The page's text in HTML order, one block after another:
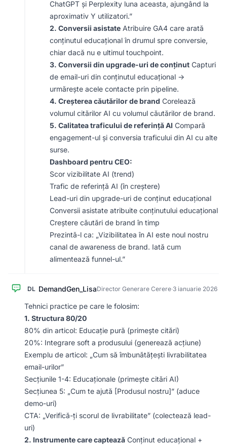
ChatGPT și Perplexity luna aceasta, ajungând la
aproximativ Y utilizatori.”
2. Conversii asistate Atribuire GA4 care arată
conținutul educațional în drumul spre conversie,
chiar dacă nu e ultimul touchpoint.
3. Conversii din upgrade-uri de conținut Capturi
de email-uri din conținutul educațional →
urmărește acele contacte prin pipeline.
4. Creșterea căutărilor de brand Corelează
volumul citărilor AI cu volumul căutărilor de brand.
5. Calitatea traficului de referință AI Compară
engagement-ul și conversia traficului din AI cu alte
surse.
Dashboard pentru CEO:
Scor vizibilitate AI (trend)
Trafic de referință AI (în creștere)
Lead-uri din upgrade-uri de conținut educațional
Conversii asistate atribuite conținutului educațional
Creștere căutări de brand în timp
Prezintă-l ca: „Vizibilitatea în AI este noul nostru
canal de awareness de brand. Iată cum
alimentează funnel-ul.”
DL DemandGen_LisaDirector Generare Cerere·3 ianuarie 2026
Tehnici practice pe care le folosim:
1. Structura 80/20
80% din articol: Educație pură (primește citări)
20%: Integrare soft a produsului (generează acțiune)
Exemplu de articol: „Cum să îmbunătățești livrabilitatea
email-urilor”
Secțiunile 1-4: Educaționale (primește citări AI)
Secțiunea 5: „Cum te ajută [Produsul nostru]” (aduce
demo-uri)
CTA: „Verifică-ți scorul de livrabilitate” (colectează lead-
uri)
2. Instrumente care captează Conținut educațional +